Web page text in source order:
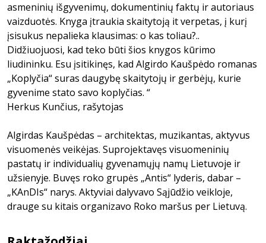
asmeninių išgyvenimų, dokumentinių faktų ir autoriaus
vaizduotės. Knyga įtraukia skaitytoją it verpetas, į kurį
įsisukus nepalieka klausimas: o kas toliau?..
Didžiuojuosi, kad teko būti šios knygos kūrimo
liudininku. Esu įsitikinęs, kad Algirdo Kaušpėdo romanas
„Koplyčia“ suras daugybę skaitytojų ir gerbėjų, kurie
gyvenime stato savo koplyčias. “
Herkus Kunčius, rašytojas
Algirdas Kaušpėdas – architektas, muzikantas, aktyvus
visuomenės veikėjas. Suprojektavęs visuomeninių
pastatų ir individualių gyvenamųjų namų Lietuvoje ir
užsienyje. Buvęs roko grupės „Antis“ lyderis, dabar –
„KAnDIs“ narys. Aktyviai dalyvavo Sąjūdžio veikloje,
drauge su kitais organizavo Roko maršus per Lietuvą.